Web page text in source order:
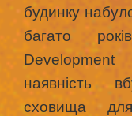
будинку
багато
Development
наявність
сховища